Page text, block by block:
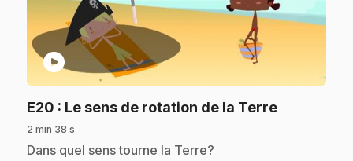
play_circle
E20 : Le sens de rotation de la Terre.
2 min 38 s
.Dans quel sens tourne la Terre?